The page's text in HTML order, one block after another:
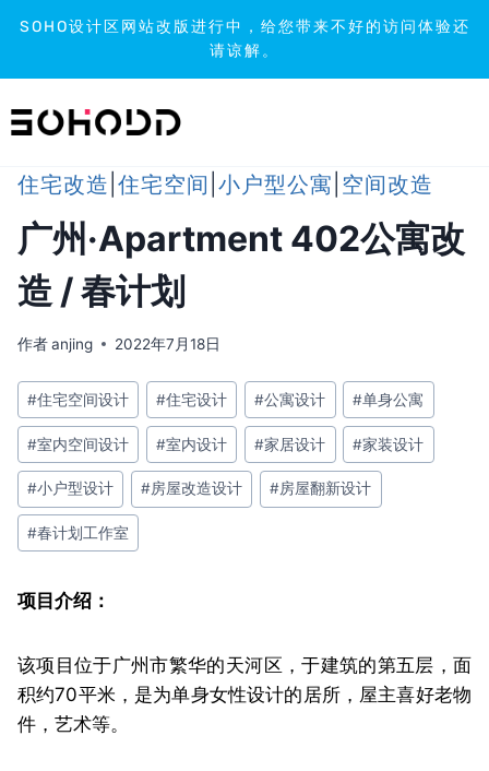
SOHO设计区网站改版进行中，给您带来不好的访问体验还
请谅解。
到
住宅改造 住宅空间 小户型公寓 空间改造
广州·Apartment 402公寓改
造 / 春计划
作者anjing 2022年7月18日
文
章
标
签：
#住宅空间设计 #住宅设计 #公寓设计 #单身公寓
#室内空间设计 #室内设计 #家居设计 #家装设计
#小户型设计 #房屋改造设计 #房屋翻新设计
#春计划工作室
项目介绍：
该项目位于广州市繁华的天河区，于建筑的第五层，面
积约70平米，是为单身女性设计的居所，屋主喜好老物
件，艺术等。